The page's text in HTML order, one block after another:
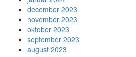
december 2023
november 2023
oktober 2023
september 2023
august 2023